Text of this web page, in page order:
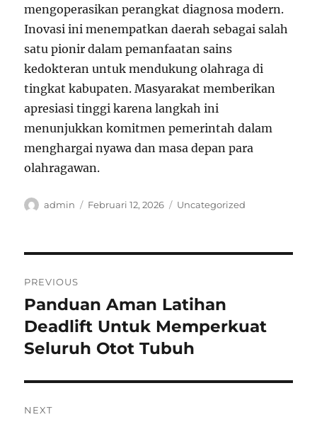
mengoperasikan perangkat diagnosa modern.
Inovasi ini menempatkan daerah sebagai salah
satu pionir dalam pemanfaatan sains
kedokteran untuk mendukung olahraga di
tingkat kabupaten. Masyarakat memberikan
apresiasi tinggi karena langkah ini
menunjukkan komitmen pemerintah dalam
menghargai nyawa dan masa depan para
olahragawan.
Author
admin
Posted
Februari 12, 2026 Categories
Uncategorized
pos
PREVIOUS
Previous
post:
Panduan Aman Latihan
Deadlift Untuk Memperkuat
Seluruh Otot Tubuh
NEXT